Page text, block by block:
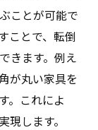
ことが可能で
ことで、転倒
きます。例え
が丸い家具を
。これによ
します。